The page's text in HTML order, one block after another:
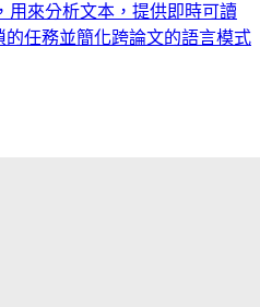
用來分析文本，提供即時可讀
任務並簡化跨論文的語言模式